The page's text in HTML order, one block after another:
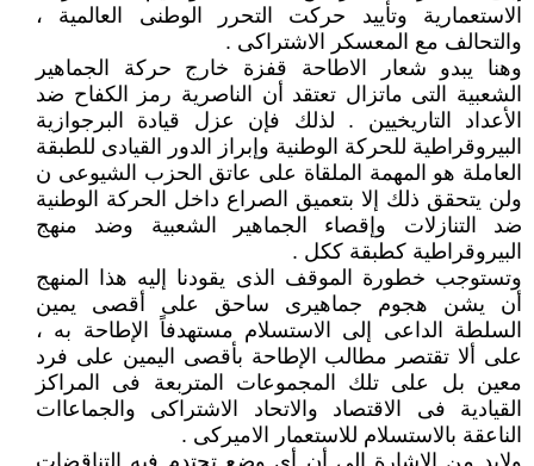
الاستعمارية وتأييد حركت التحرر الوطنى العالمية ،
والتحالف مع المعسكر الاشتراكى .
وهنا يبدو شعار الاطاحة قفزة خارج حركة الجماهير
الشعبية التى ماتزال تعتقد أن الناصرية رمز الكفاح ضد
الأعداد التاريخيين . لذلك فإن عزل قيادة البرجوازية
البيروقراطية للحركة الوطنية وإبراز الدور القيادى للطبقة
العاملة هو المهمة الملقاة على عاتق الحزب الشيوعى ن
ولن يتحقق ذلك إلا بتعميق الصراع داخل الحركة الوطنية
ضد التنازلات وإقصاء الجماهير الشعبية وضد منهج
البيروقراطية كطبقة ككل .
وتستوجب خطورة الموقف الذى يقودنا إليه هذا المنهج
أن يشن هجوم جماهيرى ساحق على أقصى يمين
السلطة الداعى إلى الاستسلام مستهدفاً الإطاحة به ،
على ألا تقتصر مطالب الإطاحة بأقصى اليمين على فرد
معين بل على تلك المجموعات المتربعة فى المراكز
القيادية فى الاقتصاد والاتحاد الاشتراكى والجماعاات
الناعقة بالاستسلام للاستعمار الاميركى .